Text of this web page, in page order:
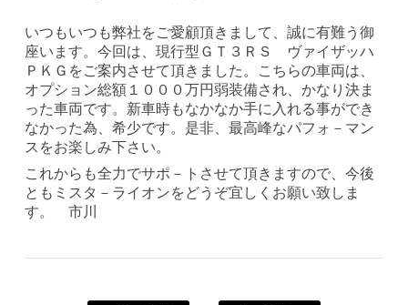
いつもいつも弊社をご愛顧頂きまして、誠に有難う御
座います。今回は、現行型ＧＴ３ＲＳ ヴァイザッハ
ＰＫＧをご案内させて頂きました。こちらの車両は、
オプション総額１０００万円弱装備され、かなり決ま
った車両です。新車時もなかなか手に入れる事ができ
なかった為、希少です。是非、最高峰なパフォ－マン
スをお楽しみ下さい。
これからも全力でサポ－トさせて頂きますので、今後
ともミスタ－ライオンをどうぞ宜しくお願い致しま
す。 市川